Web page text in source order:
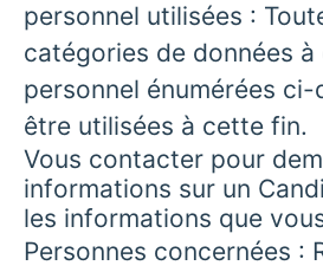
personnel utilisées :
catégories de données
personnel énumérées
être utilisées à cette fin.
Vous contacter pour
informations sur un
les informations que
Personnes concernées :